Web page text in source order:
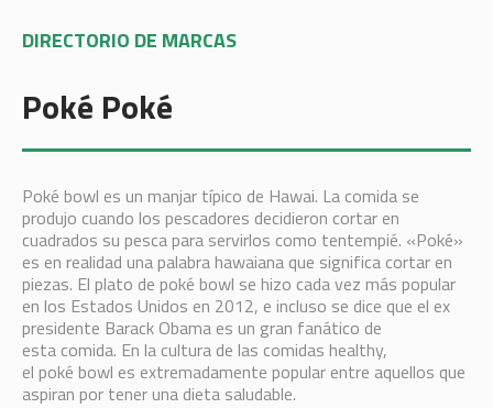
DIRECTORIO DE MARCAS
Poké Poké
Poké bowl es un manjar típico de Hawai. La comida se
produjo cuando los pescadores decidieron cortar en
cuadrados su pesca para servirlos como tentempié. «Poké»
es en realidad una palabra hawaiana que significa cortar en
piezas. El plato de poké bowl se hizo cada vez más popular
en los Estados Unidos en 2012, e incluso se dice que el ex
presidente Barack Obama es un gran fanático de
esta comida. En la cultura de las comidas healthy,
el poké bowl es extremadamente popular entre aquellos que
aspiran por tener una dieta saludable.